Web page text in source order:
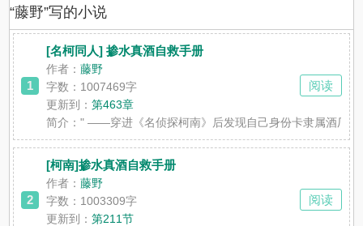
“藤野”写的小说
1
[名柯同人] 掺水真酒自救手册
作者：藤野
字数：1007469字
更新到：第463章
简介：" ——穿进《名侦探柯南》后发现自己身份卡隶属酒厂该
阅读
2
[柯南]掺水真酒自救手册
作者：藤野
字数：1003309字
更新到：第211节
阅读